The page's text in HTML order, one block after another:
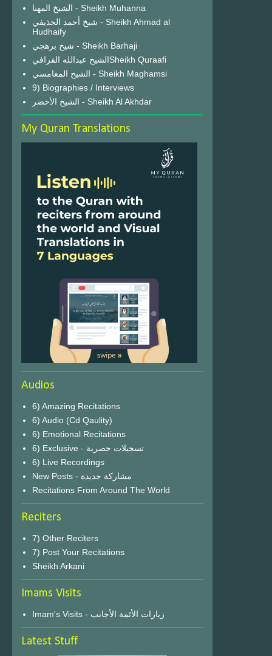
الشيخ المهنا - Sheikh Muhanna
شيخ أحمد الحذيفي - Sheikh Ahmad al
Hudhaify
شيخ برهجي - Sheikh Barhaji
الشيخ عبدالله القرافيSheikh Quraafi
الشيخ المغامسي - Sheikh Maghamsi
9) Biographies / Interviews
الشيخ الأخضر - Sheikh Al Akhdar
My Quran Translations
Audios
6) Amazing Recitations
6) Audio (Cd Qaulity)
6) Emotional Recitations
6) Exclusive - تسجيلات حصرية
6) Live Recordings
New Posts - مشاركة جديدة
Recitations From Around The World
Reciters
7) Other Reciters
7) Post Your Recitations
Sheikh Arkani
Imams Visits
Imam's Visits - زيارات الأئمة الأجانب
Latest Stuff